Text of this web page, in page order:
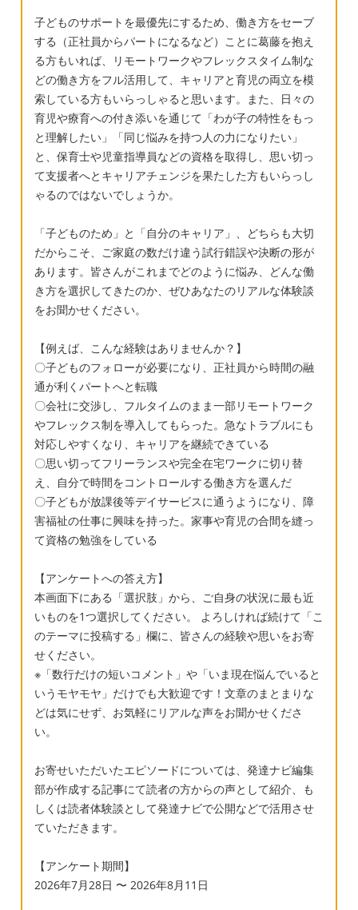
子どものサポートを最優先にするため、働き方をセーブ
する（正社員からパートになるなど）ことに葛藤を抱え
る方もいれば、リモートワークやフレックスタイム制な
どの働き方をフル活用して、キャリアと育児の両立を模
索している方もいらっしゃると思います。また、日々の
育児や療育への付き添いを通じて「わが子の特性をもっ
と理解したい」「同じ悩みを持つ人の力になりたい」
と、保育士や児童指導員などの資格を取得し、思い切っ
て支援者へとキャリアチェンジを果たした方もいらっし
ゃるのではないでしょうか。
「子どものため」と「自分のキャリア」、どちらも大切
だからこそ、ご家庭の数だけ違う試行錯誤や決断の形が
あります。皆さんがこれまでどのように悩み、どんな働
き方を選択してきたのか、ぜひあなたのリアルな体験談
をお聞かせください。
【例えば、こんな経験はありませんか？】
〇子どものフォローが必要になり、正社員から時間の融
通が利くパートへと転職
〇会社に交渉し、フルタイムのまま一部リモートワーク
やフレックス制を導入してもらった。急なトラブルにも
対応しやすくなり、キャリアを継続できている
〇思い切ってフリーランスや完全在宅ワークに切り替
え、自分で時間をコントロールする働き方を選んだ
〇子どもが放課後等デイサービスに通うようになり、障
害福祉の仕事に興味を持った。家事や育児の合間を縫っ
て資格の勉強をしている
【アンケートへの答え方】
本画面下にある「選択肢」から、ご自身の状況に最も近
いものを1つ選択してください。 よろしければ続けて「こ
のテーマに投稿する」欄に、皆さんの経験や思いをお寄
せください。
※「数行だけの短いコメント」や「いま現在悩んでいると
いうモヤモヤ」だけでも大歓迎です！文章のまとまりな
どは気にせず、お気軽にリアルな声をお聞かせくださ
い。
お寄せいただいたエピソードについては、発達ナビ編集
部が作成する記事にて読者の方からの声として紹介、も
しくは読者体験談として発達ナビで公開などで活用させ
ていただきます。
【アンケート期間】
2026年7月28日 〜 2026年8月11日